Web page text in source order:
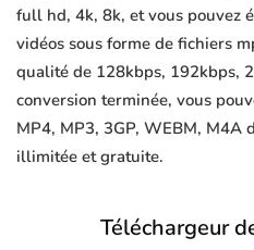
full hd, 4k, 8k, et vous pouvez
vidéos sous forme de fichiers
qualité de 128kbps, 192kbps,
conversion terminée, vous
MP4, MP3, 3GP, WEBM, M4A
illimitée et gratuite.
Téléchargeur